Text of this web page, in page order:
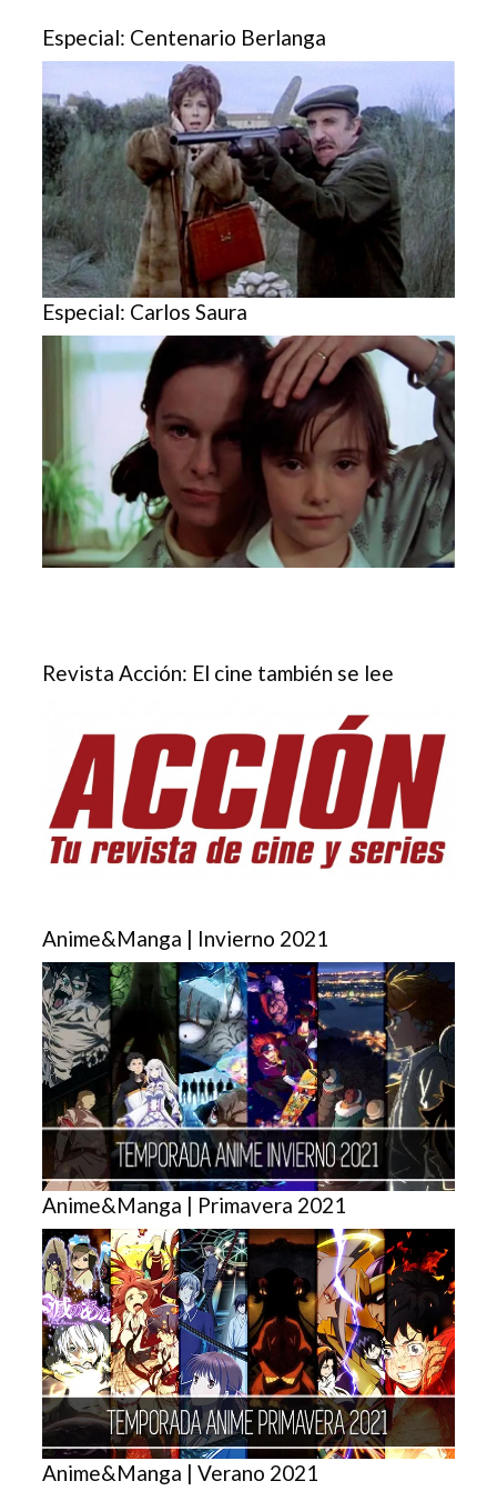
Especial: Centenario Berlanga
Especial: Carlos Saura
Revista Acción: El cine también se lee
Anime&Manga | Invierno 2021
Anime&Manga | Primavera 2021
Anime&Manga | Verano 2021